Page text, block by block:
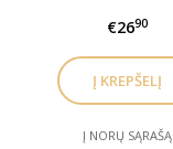
€2690
Į NORŲ SĄRAŠĄ